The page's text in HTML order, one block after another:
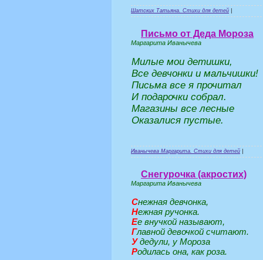
Шатских Татьяна. Стихи для детей
Письмо от Деда Мороза
Маргарита Иванычева
Милые мои детишки,
Все девчонки и мальчишки!
Письма все я прочитал
И подарочки собрал.
Магазины все лесные
Оказалися пустые.
Иванычева Маргарита. Стихи для детей
Снегурочка (акростих)
Маргарита Иванычева
Снежная девчонка,
Нежная ручонка.
Ее внучкой называют,
Главной девочкой считают.
Удедули, у Мороза
Родилась она, как роза.